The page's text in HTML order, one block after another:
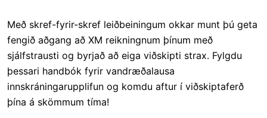
Með skref-fyrir-skref leiðbeiningum okkar munt þú geta
fengið aðgang að XM reikningnum þínum með
sjálfstrausti og byrjað að eiga viðskipti strax. Fylgdu
þessari handbók fyrir vandræðalausa
innskráningarupplifun og komdu aftur í viðskiptaferð
þína á skömmum tíma!